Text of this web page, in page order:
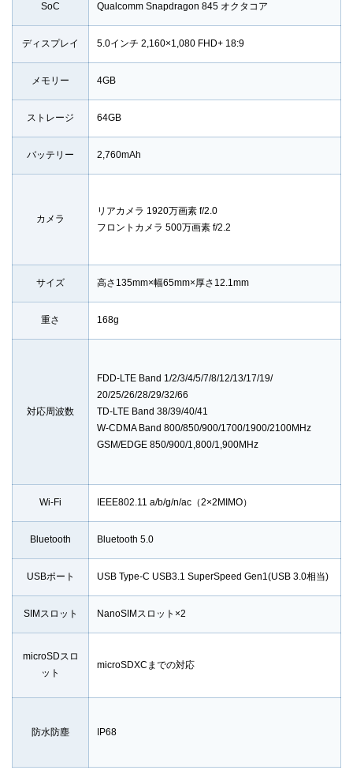
SoC Qualcomm Snapdragon 845 オクタコア
ディスプレイ 5.0インチ 2,160×1,080 FHD+ 18:9
メモリー 4GB
ストレージ 64GB
バッテリー 2,760mAh
カメラ
リアカメラ 1920万画素 f/2.0
フロントカメラ 500万画素 f/2.2
サイズ 高さ135mm×幅65mm×厚さ12.1mm
重さ 168g
対応周波数
FDD-LTE Band 1/2/3/4/5/7/8/12/13/17/19/
20/25/26/28/29/32/66
TD-LTE Band 38/39/40/41
W-CDMA Band 800/850/900/1700/1900/2100MHz
GSM/EDGE 850/900/1,800/1,900MHz
Wi-Fi IEEE802.11 a/b/g/n/ac（2×2MIMO）
Bluetooth Bluetooth 5.0
USBポート USB Type-C USB3.1 SuperSpeed Gen1(USB 3.0相当)
SIMスロット NanoSIMスロット×2
microSDスロ
ット
microSDXCまでの対応
防水防塵 IP68